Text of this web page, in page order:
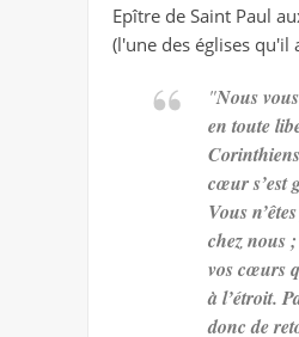
Epître de Saint Paul
(l'une des églises qu'il
"Nous
en toute
cœur s’est
Vous
chez nous
vos cœurs
à l’étroit.
donc de